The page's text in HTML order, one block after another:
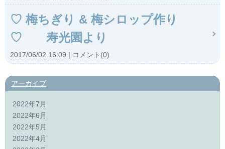
♡ 梅ちぎり & 梅シロップ作り
♡ 寿光園より
2017/06/02 16:09 コメント(0)
アーカイブ
2022年7月
2022年6月
2022年5月
2022年4月